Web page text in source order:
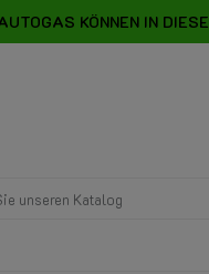
KÖNNEN IN